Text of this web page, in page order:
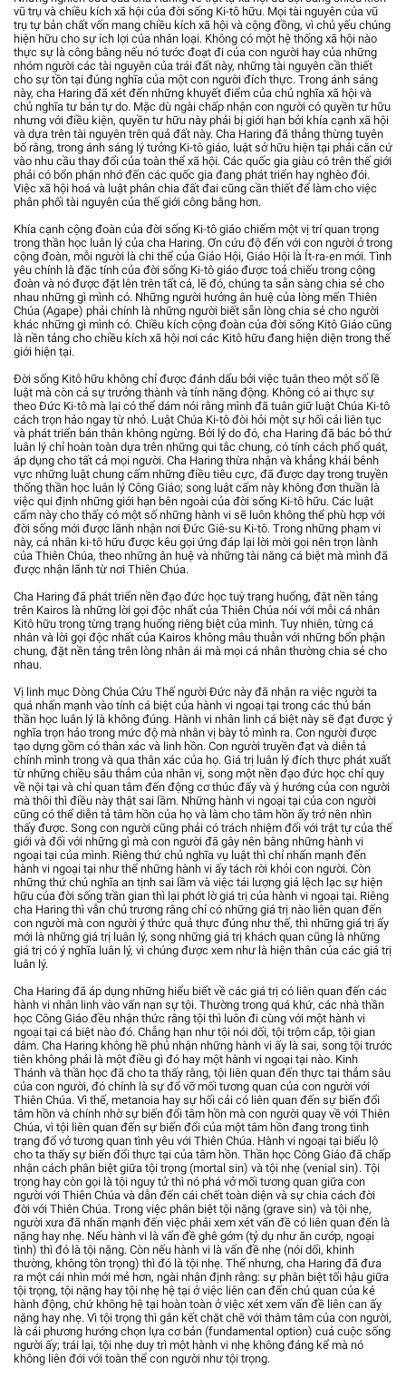
vũ trụ và chiều kích xã hội của đời sống Ki-tô hữu. Mọi tài nguyên của vũ
trụ tự bản chất vốn mang chiều kích xã hội và cộng đồng, vì chủ yếu chúng
hiện hữu cho sự ích lợi của nhân loại. Không có một hệ thống xã hội nào
thực sự là công bằng nếu nó tước đoạt đi của con người hay của những
nhóm người các tài nguyên của trái đất này, những tài nguyên cần thiết
cho sự tồn tại đúng nghĩa của một con người đích thực. Trong ánh sáng
này, cha Haring đã xét đến những khuyết điểm của chủ nghĩa xã hội và
chủ nghĩa tư bản tự do. Mặc dù ngài chấp nhận con người có quyền tư hữu
nhưng với điều kiện, quyền tư hữu này phải bị giới hạn bởi khía cạnh xã hội
và dựa trên tài nguyên trên quả đất này. Cha Haring đã thẳng thừng tuyên
bố rằng, trong ánh sáng lý tưởng Ki-tô giáo, luật sở hữu hiện tại phải căn cứ
vào nhu cầu thay đổi của toàn thể xã hội. Các quốc gia giàu có trên thế giới
phải có bổn phận nhớ đến các quốc gia đang phát triển hay nghèo đói.
Việc xã hội hoá và luật phân chia đất đai cũng cần thiết để làm cho việc
phân phối tài nguyên của thế giới công bằng hơn.
Khía cạnh cộng đoàn của đời sống Ki-tô giáo chiếm một vị trí quan trọng
trong thần học luân lý của cha Haring. Ơn cứu độ đến với con người ở trong
cộng đoàn, mỗi người là chi thể của Giáo Hội, Giáo Hội là Ít-ra-en mới. Tình
yêu chính là đặc tính của đời sống Ki-tô giáo được toả chiếu trong cộng
đoàn và nó được đặt lên trên tất cả, lẽ đó, chúng ta sẵn sàng chia sẻ cho
nhau những gì mình có. Những người hưởng ân huệ của lòng mến Thiên
Chúa (Agape) phải chính là những người biết sẵn lòng chia sẻ cho người
khác những gì mình có. Chiều kích cộng đoàn của đời sống Kitô Giáo cũng
là nền tảng cho chiều kích xã hội nơi các Kitô hữu đang hiện diện trong thế
giới hiện tại.
Đời sống Kitô hữu không chỉ được đánh dấu bởi việc tuân theo một số lề
luật mà còn cả sự trưởng thành và tính năng động. Không có ai thực sự
theo Đức Ki-tô mà lại có thể dám nói rằng mình đã tuân giữ luật Chúa Ki-tô
cách trọn hảo ngay từ nhỏ. Luật Chúa Ki-tô đòi hỏi một sự hối cải liên tục
và phát triển bản thân không ngừng. Bởi lý do đó, cha Haring đã bác bỏ thứ
luân lý chỉ hoàn toàn dựa trên những qui tắc chung, có tính cách phổ quát,
áp dụng cho tất cả mọi người. Cha Haring thừa nhận và khẳng khái bênh
vực những luật chung cấm những điều tiêu cực, đã được dạy trong truyền
thống thần học luân lý Công Giáo; song luật cấm này không đơn thuần là
việc qui định những giới hạn bên ngoài của đời sống Ki-tô hữu. Các luật
cấm này cho thấy có một số những hành vi sẽ luôn không thể phù hợp với
đời sống mới được lãnh nhận nơi Đức Giê-su Ki-tô. Trong những phạm vi
này, cá nhân ki-tô hữu được kêu gọi ứng đáp lại lời mời gọi nên trọn lành
của Thiên Chúa, theo những ân huệ và những tài năng cá biệt mà mình đã
được nhận lãnh từ nơi Thiên Chúa.
Cha Haring đã phát triển nền đạo đức học tuỳ trạng huống, đặt nền tảng
trên Kairos là những lời gọi độc nhất của Thiên Chúa nói với mỗi cá nhân
Kitô hữu trong từng trạng huống riêng biệt của mình. Tuy nhiên, từng cá
nhân và lời gọi độc nhất của Kairos không mâu thuẫn với những bổn phận
chung, đặt nền tảng trên lòng nhân ái mà mọi cá nhân thường chia sẻ cho
nhau.
Vị linh mục Dòng Chúa Cứu Thế người Đức này đã nhận ra việc người ta
quá nhấn mạnh vào tính cá biệt của hành vi ngoại tại trong các thủ bản
thần học luân lý là không đúng. Hành vi nhân linh cá biệt này sẽ đạt được ý
nghĩa trọn hảo trong mức độ mà nhân vị bày tỏ mình ra. Con người được
tạo dựng gồm có thân xác và linh hồn. Con người truyền đạt và diễn tả
chính mình trong và qua thân xác của họ. Giá trị luân lý đích thực phát xuất
từ những chiều sâu thẳm của nhân vị, song một nền đạo đức học chỉ quy
về nội tại và chỉ quan tâm đến động cơ thúc đẩy và ý hướng của con người
mà thôi thì điều này thật sai lầm. Những hành vi ngoại tại của con người
cũng có thể diễn tả tâm hồn của họ và làm cho tâm hồn ấy trở nên nhìn
thấy được. Song con người cũng phải có trách nhiệm đối với trật tự của thế
giới và đối với những gì mà con người đã gây nên bằng những hành vi
ngoại tại của mình. Riêng thứ chủ nghĩa vụ luật thì chỉ nhấn mạnh đến
hành vi ngoại tại như thể những hành vi ấy tách rời khỏi con người. Còn
những thứ chủ nghĩa an tịnh sai lầm và việc tái lượng giá lệch lạc sự hiện
hữu của đời sống trần gian thì lại phớt lờ giá trị của hành vi ngoại tại. Riêng
cha Haring thì vẫn chủ trương rằng chỉ có những giá trị nào liên quan đến
con người mà con người ý thức quả thực đúng như thế, thì những giá trị ấy
mới là những giá trị luân lý, song những giá trị khách quan cũng là những
giá trị có ý nghĩa luân lý, vì chúng được xem như là hiện thân của các giá trị
luân lý.
Cha Haring đã áp dụng những hiểu biết về các giá trị có liên quan đến các
hành vi nhân linh vào vấn nạn sự tội. Thường trong quá khứ, các nhà thần
học Công Giáo đều nhận thức rằng tội thì luôn đi cùng với một hành vi
ngoại tại cá biệt nào đó. Chẳng hạn như tội nói dối, tội trộm cắp, tội gian
dâm. Cha Haring không hề phủ nhận những hành vi ấy là sai, song tội trước
tiên không phải là một điều gì đó hay một hành vi ngoại tại nào. Kinh
Thánh và thần học đã cho ta thấy rằng, tội liên quan đến thực tại thẳm sâu
của con người, đó chính là sự đổ vỡ mối tương quan của con người với
Thiên Chúa. Vì thế, metanoia hay sự hối cải có liên quan đến sự biến đổi
tâm hồn và chính nhờ sự biến đổi tâm hồn mà con người quay về với Thiên
Chúa, vì tội liên quan đến sự biến đổi của một tâm hồn đang trong tình
trạng đổ vở tương quan tình yêu với Thiên Chúa. Hành vi ngoại tại biểu lộ
cho ta thấy sự biến đổi thực tại của tâm hồn. Thần học Công Giáo đã chấp
nhận cách phân biệt giữa tội trọng (mortal sin) và tội nhẹ (venial sin). Tội
trọng hay còn gọi là tội nguy tử thì nó phá vở mối tương quan giữa con
người với Thiên Chúa và dẫn đến cái chết toàn diện và sự chia cách đời
đời với Thiên Chúa. Trong việc phân biệt tội nặng (grave sin) và tội nhẹ,
người xưa đã nhấn mạnh đến việc phải xem xét vấn đề có liên quan đến là
nặng hay nhẹ. Nếu hành vi là vấn đề ghê gớm (tỷ dụ như ăn cướp, ngoại
tình) thì đó là tội nặng. Còn nếu hành vi là vấn đề nhẹ (nói dối, khinh
thường, không tôn trọng) thì đó là tội nhẹ. Thế nhưng, cha Haring đã đưa
ra một cái nhìn mới mẻ hơn, ngài nhận định rằng: sự phân biệt tối hậu giữa
tội trọng, tội nặng hay tội nhẹ hệ tại ở việc liên can đến chủ quan của kẻ
hành động, chứ không hệ tại hoàn toàn ở việc xét xem vấn đề liên can ấy
nặng hay nhẹ. Vì tội trọng thì gắn kết chặt chẽ với thâm tâm của con người,
là cái phương hướng chọn lựa cơ bản (fundamental option) cuả cuộc sống
người ấy; trái lại, tội nhẹ duy trì một hành vi nhẹ không đáng kể mà nó
không liên đới với toàn thể con người như tội trọng.